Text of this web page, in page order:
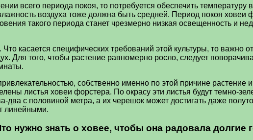
всего периода покоя, то потребуется обеспечить
воздуха тоже должна быть средней. Период покоя ховеи
такого периода станет чрезмерно низкая освещенность и
касается специфических требований этой культуры, то важно
Для того, чтобы растение равномерно росло, следует
собственно именно по этой причине растение
листья ховеи форстера. По окрасу эти листья будут темно-
два с половиной метра, а их черешок может достигать даже
линейными.
нужно знать о ховее, чтобы она радовала долгие